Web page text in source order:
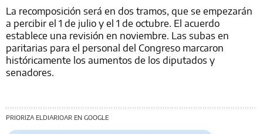
La recomposición será en dos tramos, que se empezarán
a percibir el 1 de julio y el 1 de octubre. El acuerdo
establece una revisión en noviembre. Las subas en
paritarias para el personal del Congreso marcaron
históricamente los aumentos de los diputados y
senadores.
PRIORIZA ELDIARIOAR EN GOOGLE